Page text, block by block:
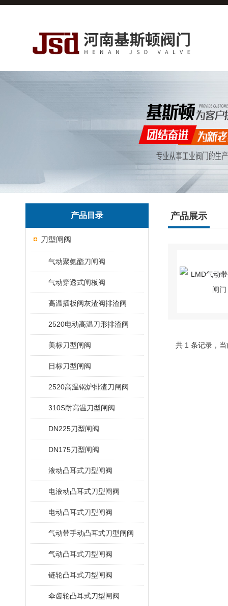
产品目录
刀型闸阀
气动聚氨酯刀闸阀
气动穿透式闸板阀
高温插板阀灰渣阀排渣阀
2520电动高温刀形排渣阀
美标刀型闸阀
日标刀型闸阀
2520高温锅炉排渣刀闸阀
310S耐高温刀型闸阀
DN225刀型闸阀
DN175刀型闸阀
液动凸耳式刀型闸阀
电液动凸耳式刀型闸阀
电动凸耳式刀型闸阀
气动带手动凸耳式刀型闸阀
气动凸耳式刀型闸阀
链轮凸耳式刀型闸阀
伞齿轮凸耳式刀型闸阀
产品展示
共 1 条记录，